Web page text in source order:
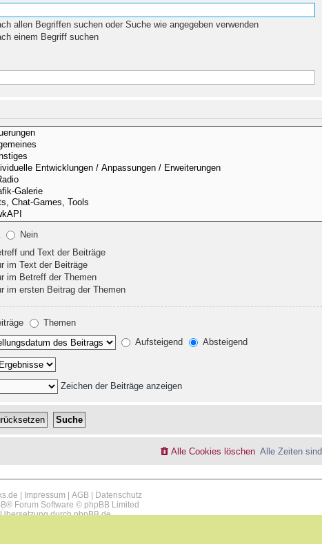
allen Begriffen suchen oder Suche wie angegeben verwenden
einem Begriff suchen
Nein
und Text der Beiträge
im Text der Beiträge
im Betreff der Themen
im ersten Beitrag der Themen
Themen
Aufsteigend Absteigend
Zeichen der Beiträge anzeigen
Alle Zeiten sind
Alle Cookies löschen
| Impressum AGB|
Datenschutz
® Forum Software © phpBB Limited
durchphpBB.de